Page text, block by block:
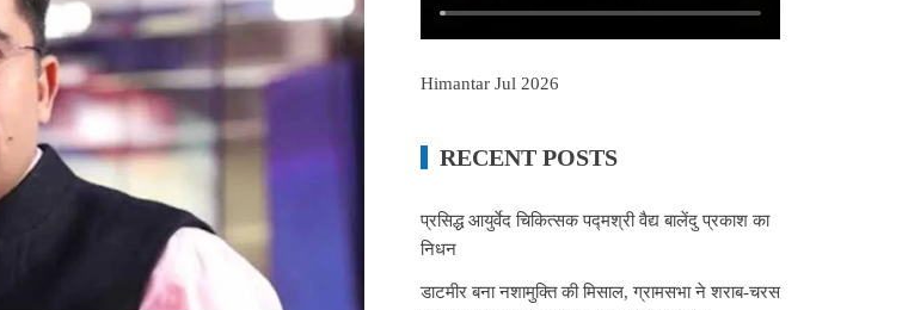
Himantar Jul 2026
RECENT POSTS
प्रसिद्ध आयुर्वेद चिकित्सक पद्मश्री वैद्य बालेंदु प्रकाश का
निधन
डाटमीर बना नशामुक्ति की मिसाल, ग्रामसभा ने शराब-चरस